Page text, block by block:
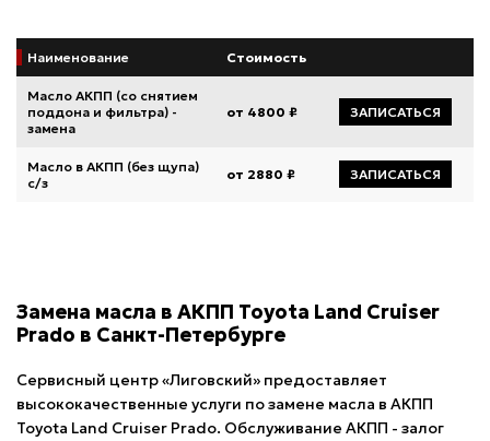
Наименование Стоимость
Масло АКПП (со снятием
поддона и фильтра) -
замена
от 4800 ₽ ЗАПИСАТЬСЯ
Масло в АКПП (без щупа)
с/з
от 2880 ₽ ЗАПИСАТЬСЯ
Замена масла в АКПП Toyota Land Cruiser
Prado в Санкт-Петербурге
Сервисный центр «Лиговский» предоставляет
высококачественные услуги по замене масла в АКПП
Toyota Land Cruiser Prado. Обслуживание АКПП - залог